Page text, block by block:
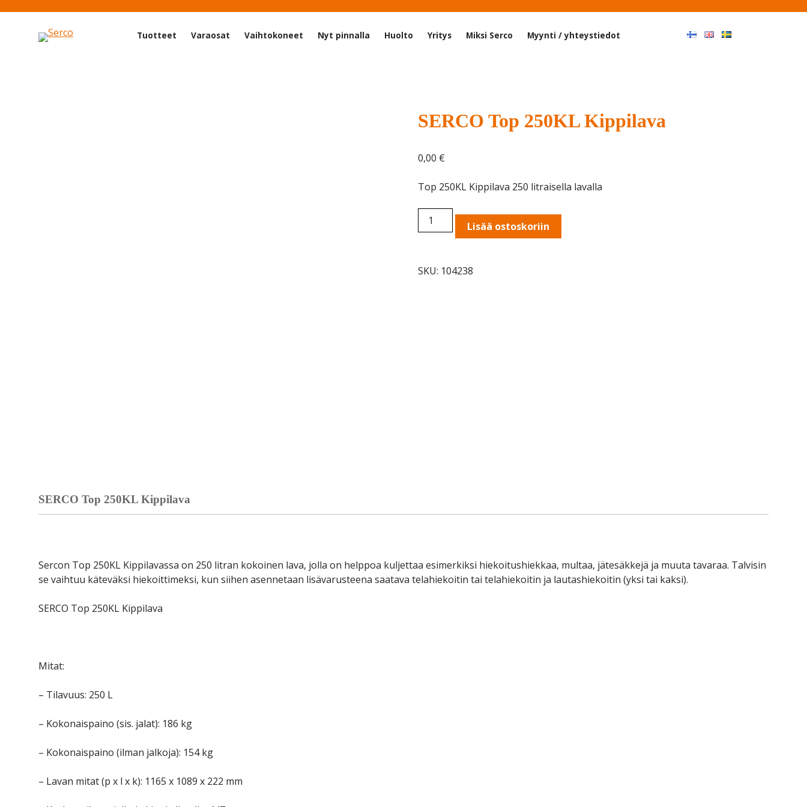
Tuotteet Varaosat Vaihtokoneet Nyt pinnalla Huolto Yritys Miksi Serco Myynti / yhteystiedot
SERCO Top 250KL Kippilava
0,00 €
Top 250KL Kippilava 250 litraisella lavalla
SERCO
Top
quantity
Lisää ostoskoriin
SKU: 104238
SERCO Top 250KL Kippilava
Sercon Top 250KL Kippilavassa on 250 litran kokoinen lava, jolla on helppoa kuljettaa esimerkiksi hiekoitushiekkaa, multaa, jätesäkkejä ja muuta tavaraa. Talvisin
se vaihtuu käteväksi hiekoittimeksi, kun siihen asennetaan lisävarusteena saatava telahiekoitin tai telahiekoitin ja lautashiekoitin (yksi tai kaksi).
SERCO Top 250KL Kippilava
Mitat:
– Tilavuus: 250 L
– Kokonaispaino (sis. jalat): 186 kg
– Kokonaispaino (ilman jalkoja): 154 kg
– Lavan mitat (p x l x k): 1165 x 1089 x 222 mm